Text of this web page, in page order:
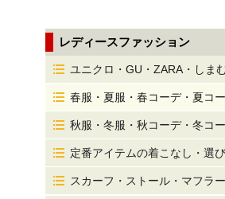
レディースファッション
ユニクロ・GU・ZARA・しま
春服・夏服・春コーデ・夏コ
秋服・冬服・秋コーデ・冬コ
定番アイテムの着こなし・選
スカーフ・ストール・マフラ